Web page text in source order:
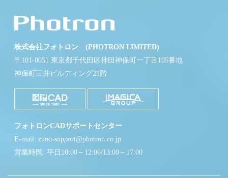
株式会社フォトロン (PHOTRON LIMITED)
〒101-0051 東京都千代田区神田神保町一丁目105番地
神保町三井ビルディング21階
フォトロンCADサポートセンター
E-mail: zuno-support@photron.co.jp
営業時間: 平日10:00～12:00/13:00～17:00